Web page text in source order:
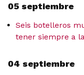
05 septiembre
Seis botelleros
tener siempre a
04 septiembre